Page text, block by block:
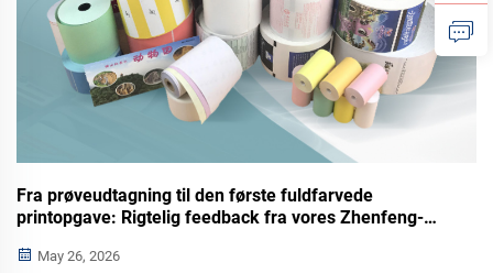
Fra prøveudtagning til den første fuldfarvede
printopgave: Rigtelig feedback fra vores Zhenfeng-
May 26, 2026